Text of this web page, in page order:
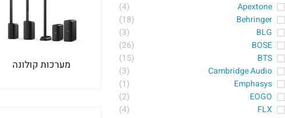
Apextone
(4)
Behringer
(18)
BLG
(3)
BOSE
(26)
BTS
(15)
Cambridge Audio
(3)
Emphasys
(1)
EOGO
(2)
FLX
(4)
מערכות קולונה